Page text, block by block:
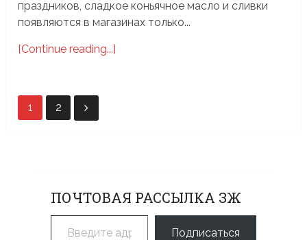
праздников, сладкое коньячное масло и сливки
появляются в магазинах только...
[Continue reading...]
Пагинация
1 2
ПОЧТОВАЯ РАССЫЛКА ЗЖ
Введите адрес электронной почты…
Подписаться